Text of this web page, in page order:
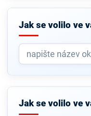
Jak se volilo ve
Jak se volilo ve